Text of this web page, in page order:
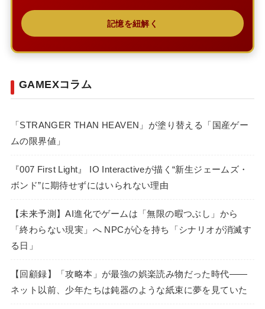
記憶を紐解く
GAMEXコラム
「STRANGER THAN HEAVEN」が塗り替える「国産ゲー
ムの限界値」
『007 First Light』 IO Interactiveが描く“新生ジェームズ・
ボンド”に期待せずにはいられない理由
【未来予測】AI進化でゲームは「無限の暇つぶし」から
「終わらない現実」へ NPCが心を持ち「シナリオが消滅す
る日」
【回顧録】「攻略本」が最強の娯楽読み物だった時代――
ネット以前、少年たちは鈍器のような紙束に夢を見ていた